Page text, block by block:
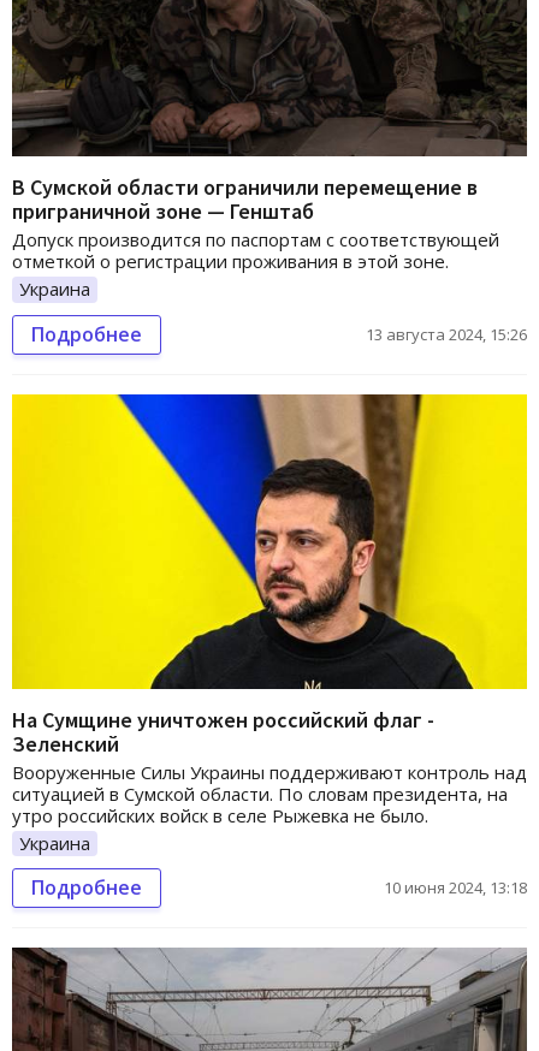
В Сумской области ограничили перемещение в
приграничной зоне — Генштаб
Допуск производится по паспортам с соответствующей
отметкой о регистрации проживания в этой зоне.
Украина
Подробнее 13 августа 2024, 15:26
На Сумщине уничтожен российский флаг -
Зеленский
Вооруженные Силы Украины поддерживают контроль над
ситуацией в Сумской области. По словам президента, на
утро российских войск в селе Рыжевка не было.
Украина
Подробнее 10 июня 2024, 13:18